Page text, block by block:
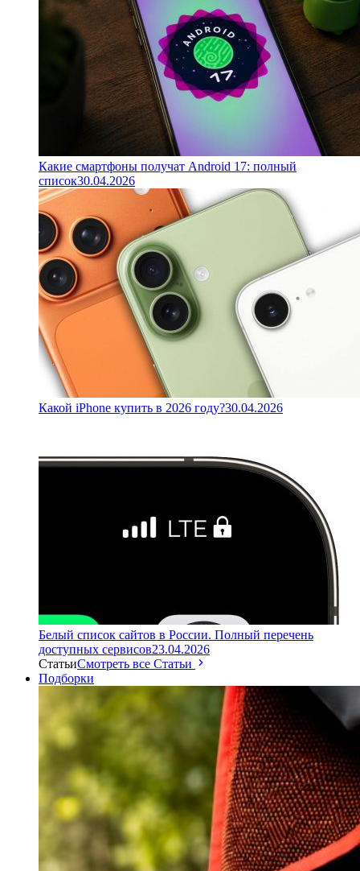
Какие смартфоны получат Android 17: полный
список30.04.2026
Какой iPhone купить в 2026 году?30.04.2026
Белый список сайтов в России. Полный перечень
доступных сервисов23.04.2026
СтатьиСмотреть все Статьи
Подборки